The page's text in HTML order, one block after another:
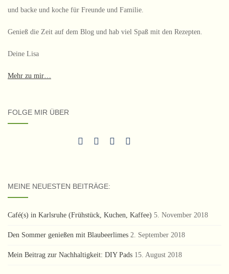
und backe und koche für Freunde und Familie.
Genieß die Zeit auf dem Blog und hab viel Spaß mit den Rezepten.
Deine Lisa
Mehr zu mir…
FOLGE MIR ÜBER
MEINE NEUESTEN BEITRÄGE:
Café(s) in Karlsruhe (Frühstück, Kuchen, Kaffee) 5. November 2018
Den Sommer genießen mit Blaubeerlimes 2. September 2018
Mein Beitrag zur Nachhaltigkeit: DIY Pads 15. August 2018